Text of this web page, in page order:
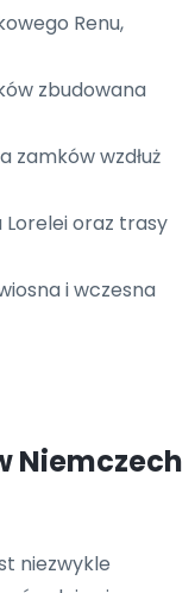
Renu,
zbudowana
zamków wzdłuż
Lorelei oraz trasy
i wczesna
Niemczech
niezwykle